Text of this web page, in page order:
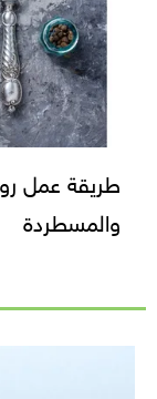
طريقة عمل
والمسطردة